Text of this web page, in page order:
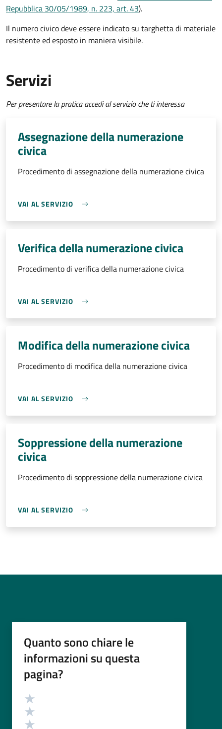
Repubblica 30/05/1989, n. 223, art. 43).
Il numero civico deve essere indicato su targhetta di materiale
resistente ed esposto in maniera visibile.
Servizi
Per presentare la pratica accedi al servizio che ti interessa
Assegnazione della numerazione
civica
Procedimento di assegnazione della numerazione civica
VAI AL SERVIZIO
Verifica della numerazione civica
Procedimento di verifica della numerazione civica
VAI AL SERVIZIO
Modifica della numerazione civica
Procedimento di modifica della numerazione civica
VAI AL SERVIZIO
Soppressione della numerazione
civica
Procedimento di soppressione della numerazione civica
VAI AL SERVIZIO
Quanto sono chiare le
informazioni su questa
pagina?
Valutazione